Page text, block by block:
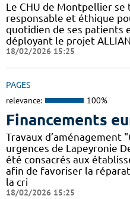
Le CHU de Montpellier
responsable et éthique
quotidien de ses patients
déployant le projet
18/02/2026 15:25
PAGES
relevance: 100%
Financements
Travaux d’aménagement
urgences de Lapeyronie
été consacrés aux
afin de favoriser la
la cri
18/02/2026 15:25